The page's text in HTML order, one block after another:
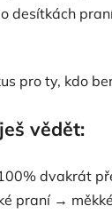
desítkách
pro ty, kdo
vědět:
dvakrát
praní →